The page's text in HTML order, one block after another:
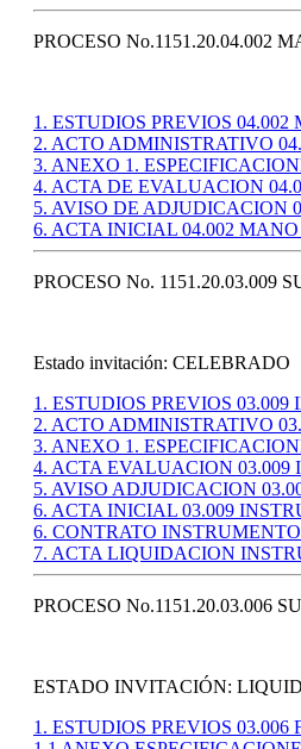
PROCESO No.1151.20.04.002
1. ESTUDIOS PREVIOS
2. ACTO ADMINISTRATIVO
3. ANEXO 1.
4. ACTA DE EVALUACION
5. AVISO DE ADJUDICACION
6. ACTA INICIAL 04.002
PROCESO No. 1151.20.03.009
Estado invitación: CELEBRADO
1. ESTUDIOS PREVIOS
2. ACTO ADMINISTRATIVO
3. ANEXO 1.
4. ACTA EVALUACION 03.009
5. AVISO ADJUDICACION
6. ACTA INICIAL 03.009
6. CONTRATO
7. ACTA LIQUIDACION
PROCESO No.1151.20.03.006
ESTADO INVITACIÓN:
1. ESTUDIOS PREVIOS 03.006